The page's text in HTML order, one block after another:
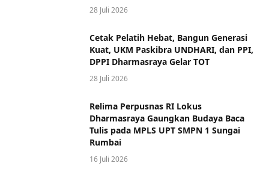
28 Juli 2026
Cetak Pelatih Hebat, Bangun Generasi
Kuat, UKM Paskibra UNDHARI, dan PPI,
DPPI Dharmasraya Gelar TOT
28 Juli 2026
Relima Perpusnas RI Lokus
Dharmasraya Gaungkan Budaya Baca
Tulis pada MPLS UPT SMPN 1 Sungai
Rumbai
16 Juli 2026